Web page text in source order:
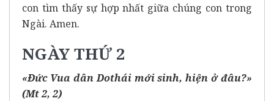
con tìm thấy sự hợp nhất giữa chúng con trong
Ngài. Amen.
NGÀY THỨ 2
«Ðức Vua dân Dothái mới sinh, hiện ở đâu?»
(Mt 2, 2)